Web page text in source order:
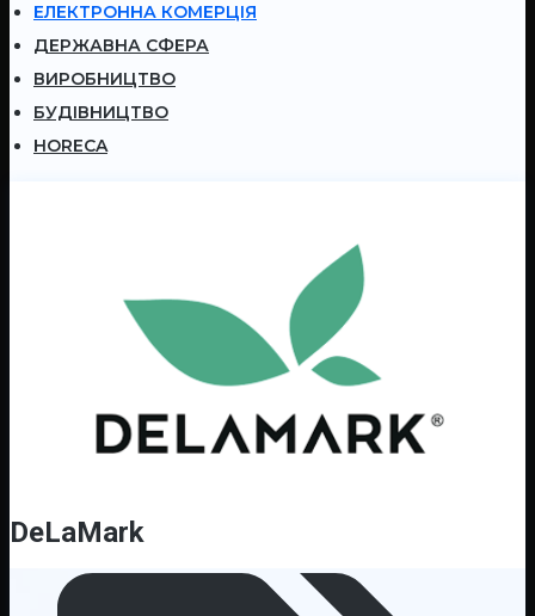
ЕЛЕКТРОННА КОМЕРЦІЯ
ДЕРЖАВНА СФЕРА
ВИРОБНИЦТВО
БУДІВНИЦТВО
HORECA
DeLaMark